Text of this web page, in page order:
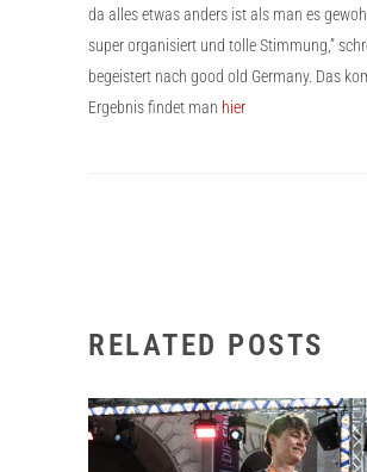
da alles etwas anders ist als man es
super organisiert und tolle Stimmung,”
begeistert nach good old Germany. Das
Ergebnis findet man hier
RELATED POSTS